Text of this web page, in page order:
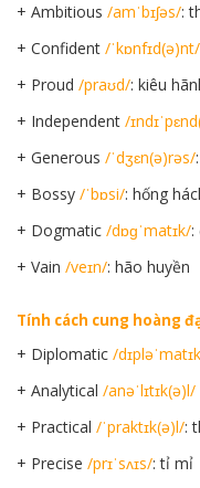
+ Ambitious /amˈbɪʃəs/:
+ Confident /ˈkɒnfɪd(ə)nt/
+ Proud /praʊd/: kiêu
+ Independent /
+ Generous /ˈdʒɛn(ə)rəs/
+ Bossy /ˈbɒsi/: hống
+ Dogmatic /dɒɡˈmatɪk/:
+ Vain /veɪn/: hão huyền
Tính cách cung hoàng
+ Diplomatic /
+ Analytical /anəˈlɪtɪk(ə)l/
+ Practical /ˈpraktɪk(ə)l/:
+ Precise /prɪˈsʌɪs/: tỉ mỉ